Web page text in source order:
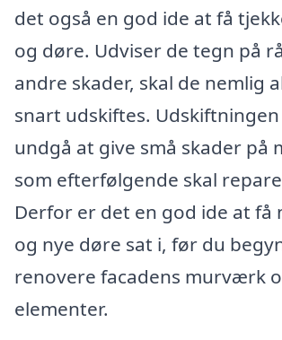
det også en god ide at få
og døre. Udviser de tegn på
andre skader, skal de nemlig
snart udskiftes.
undgå at give små skader på
som efterfølgende skal
Derfor er det en god ide at få
og nye døre sat i, før du
renovere facadens murværk
elementer.